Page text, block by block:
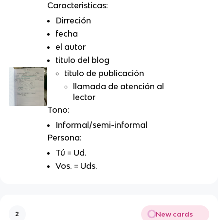
Caracteristicas:
Dirreción
fecha
el autor
titulo del blog
titulo de publicación
llamada de atención al
lector
Tono:
Informal/semi-informal
Persona:
Tú = Ud.
Vos. = Uds.
2 New cards